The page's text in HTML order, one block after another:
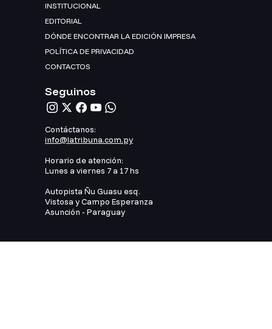
INSTITUCIONAL
EDITORIAL
DÓNDE ENCONTRAR LA EDICIÓN IMPRESA
POLÍTICA DE PRIVACIDAD
CONTACTOS
Seguinos
Contáctanos:
info@latribuna.com.py
Horario de atención:
Lunes a viernes 7 a 17 hs
Autopista Ñu Guasu esq.
Vistosa y Campo Esperanza
Asunción - Paraguay